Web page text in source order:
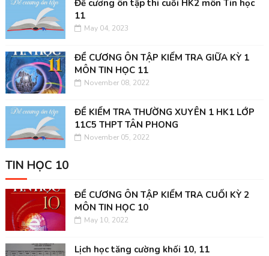
Đề cương ôn tập thi cuối HK2 môn Tin học
11
May 04, 2023
ĐỀ CƯƠNG ÔN TẬP KIỂM TRA GIỮA KỲ 1
MÔN TIN HỌC 11
November 08, 2022
ĐỀ KIỂM TRA THƯỜNG XUYÊN 1 HK1 LỚP
11C5 THPT TÂN PHONG
November 05, 2022
TIN HỌC 10
ĐỀ CƯƠNG ÔN TẬP KIỂM TRA CUỐI KỲ 2
MÔN TIN HỌC 10
May 10, 2022
Lịch học tăng cường khối 10, 11